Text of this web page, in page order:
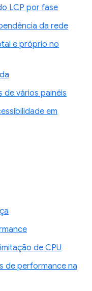
LCP por fase
da rede
e próprio no
de vários painéis
em
de CPU
de performance na